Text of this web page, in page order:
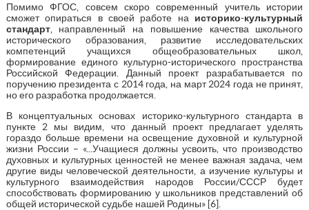
Помимо ФГОС, совсем скоро современный учитель истории
сможет опираться в своей работе на историко-культурный
стандарт, направленный на повышение качества школьного
исторического образования, развитие исследовательских
компетенций учащихся общеобразовательных школ,
формирование единого культурно-исторического пространства
Российской Федерации. Данный проект разрабатывается по
поручению президента с 2014 года, на март 2024 года не принят,
но его разработка продолжается.
В концептуальных основах историко-культурного стандарта в
пункте 2 мы видим, что данный проект предлагает уделять
гораздо больше времени на освещение духовной и культурной
жизни России – «...Учащиеся должны усвоить, что производство
духовных и культурных ценностей не менее важная задача, чем
другие виды человеческой деятельности, а изучение культуры и
культурного взаимодействия народов России/СССР будет
способствовать формированию у школьников представлений об
общей исторической судьбе нашей Родины» [6].